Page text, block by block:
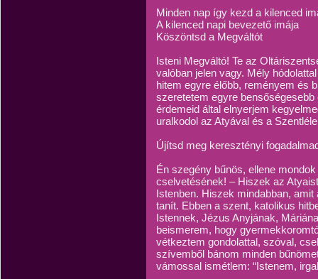
Minden nap így kezd a kilenced
A kilenced napi bevezető imája
Köszöntsd a Megváltót
Isteni Megváltó! Te az
valóban jelen vagy. Mély
hitem egyre élőbb, reményem és
szeretetem egyre
érdemeid által elnyerjem
uralkodol az Atyával és a
Újítsd meg keresztényi
Én szegény bűnös, ellene
cselvetésének! – Hiszek az
Istenben. Hiszek mindabban,
tanít. Ebben a szent, katolikus
Istennek, Jézus Anyjának,
beismerem, hogy
vétkeztem gondolattal, szóval,
szívemből bánom minden
vámossal ismétlem: “Istenem,